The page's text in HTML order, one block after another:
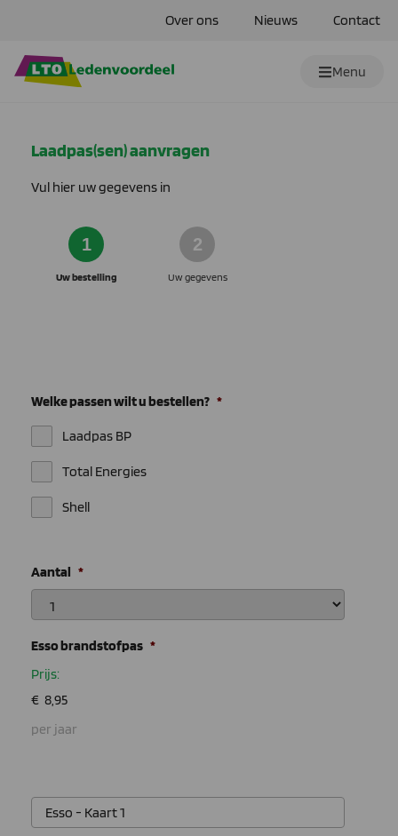
Over ons Nieuws Contact
Menu
Laadpas(sen) aanvragen
Vul hier uw gegevens in
1
Uw bestelling
2
Uw gegevens
Welke passen wilt u bestellen? *
Laadpas BP
Total Energies
Shell
Aantal *
Esso brandstofpas *
Prijs:
per jaar